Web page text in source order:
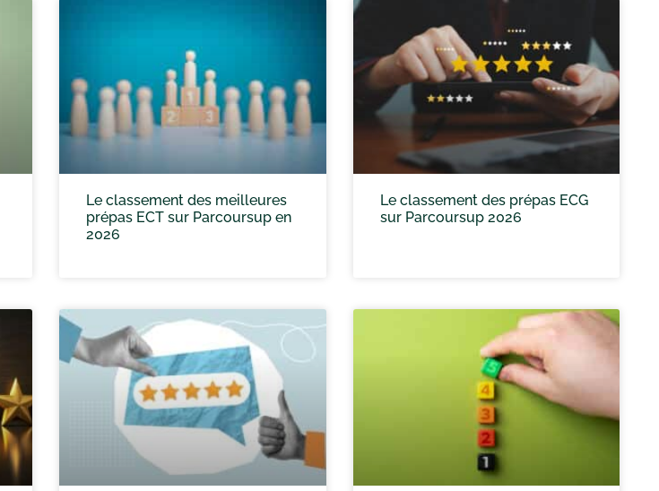
Le classement des meilleures
prépas ECT sur Parcoursup en
2026
Le classement des prépas ECG
sur Parcoursup 2026